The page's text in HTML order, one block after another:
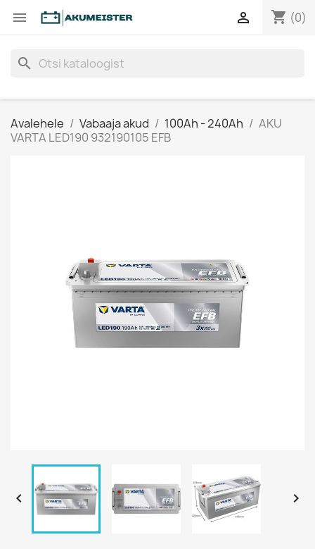
 shopping_cart (0)

search
Avalehele Vabaaja akud 100Ah - 240Ah
AKU
VARTA LED190 932190105 EFB
 